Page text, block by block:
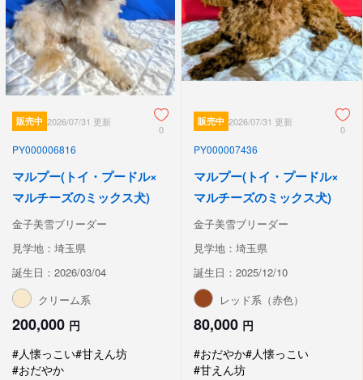
販売中 2026/07/31 更新
0
PY000006816
マルプー(トイ・プードル×
マルチーズのミックス犬)
金子美雪ブリーダー
見学地：埼玉県
誕生日：2026/03/04
クリーム系
200,000 円
#人懐っこい#甘えん坊
#おだやか
販売中 2026/07/31 更新
0
PY000007436
マルプー(トイ・プードル×
マルチーズのミックス犬)
金子美雪ブリーダー
見学地：埼玉県
誕生日：2025/12/10
レッド系（赤色）
80,000 円
#おだやか#人懐っこい
#甘えん坊